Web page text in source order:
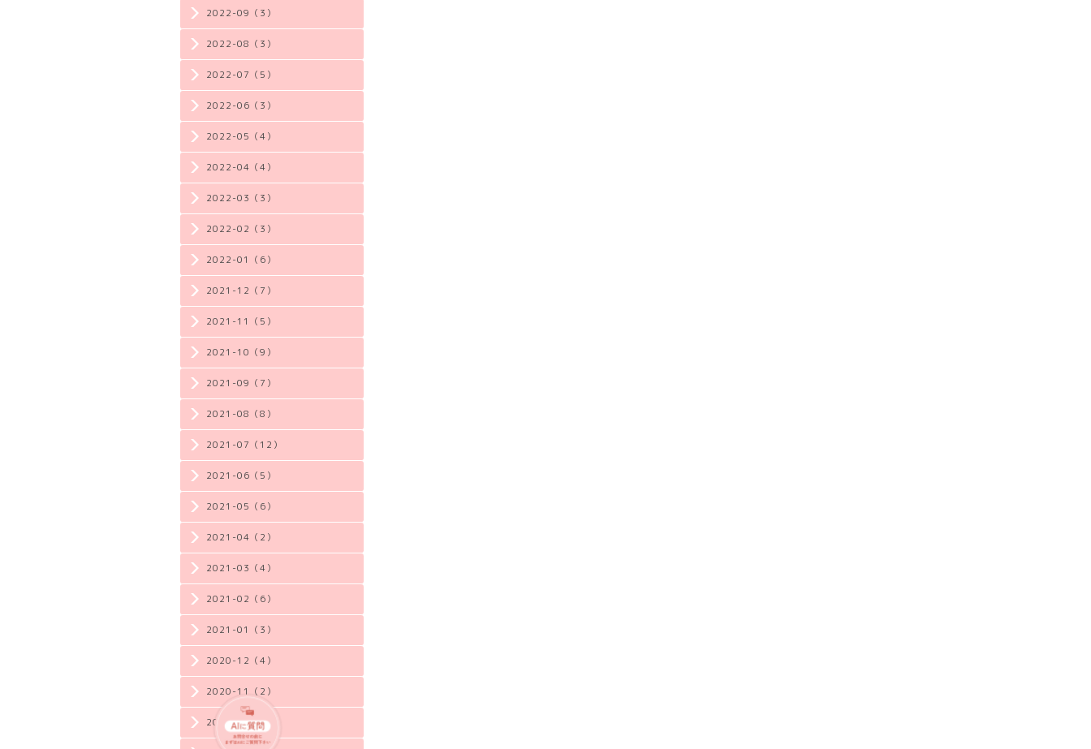
2022-09（3）
2022-08（3）
2022-07（5）
2022-06（3）
2022-05（4）
2022-04（4）
2022-03（3）
2022-02（3）
2022-01（6）
2021-12（7）
2021-11（5）
2021-10（9）
2021-09（7）
2021-08（8）
2021-07（12）
2021-06（5）
2021-05（6）
2021-04（2）
2021-03（4）
2021-02（6）
2021-01（3）
2020-12（4）
2020-11（2）
2020-10（3）